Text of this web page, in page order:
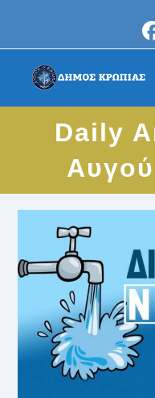
content
Daily